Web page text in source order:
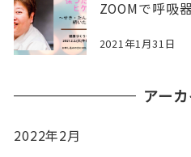
ZOOMで呼吸
2021年1月31日
アー
2022年2月